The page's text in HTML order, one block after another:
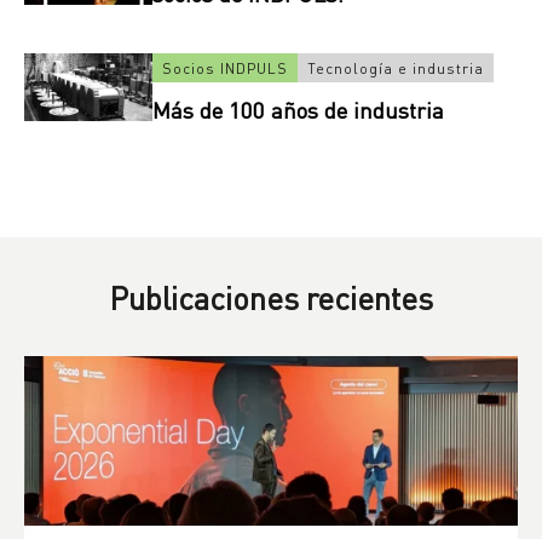
Socios INDPULS Tecnología e industria
Más de 100 años de industria
Publicaciones recientes